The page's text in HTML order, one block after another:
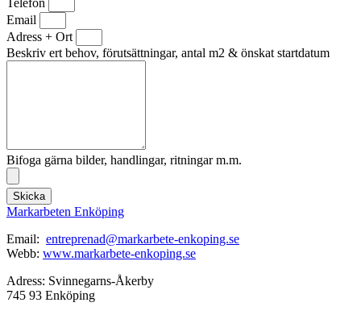
Telefon
Email
Adress + Ort
Beskriv ert behov, förutsättningar, antal m2 & önskat startdatum
Bifoga gärna bilder, handlingar, ritningar m.m.
Skicka
Markarbeten Enköping
Email: entreprenad@markarbete-enkoping.se
Webb: www.markarbete-enkoping.se
Adress: Svinnegarns-Åkerby
745 93 Enköping